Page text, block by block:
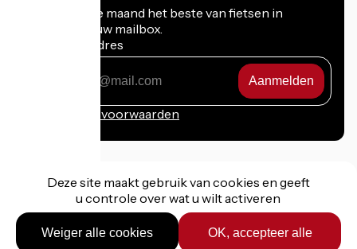
Ontvang elke maand het beste van fietsen in
Frankrijk in uw mailbox.
Mijn e-mailadres
Inschrijvingsvoorwaarden
Gefinancierd in het kader van Destination France
Deze site maakt gebruik van cookies en geeft
u controle over wat u wilt activeren
OK, accepteer alle
Weiger alle cookies